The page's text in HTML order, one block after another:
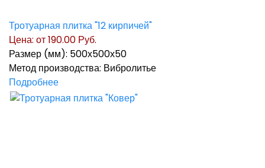
Тротуарная плитка "12 кирпичей"
Цена: от190.00 Руб.
Размер (мм): 500х500х50
Метод производства: Вибролитье
Подробнее